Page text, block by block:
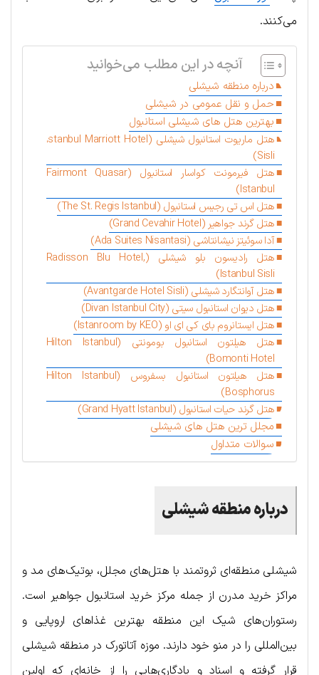
می‌کنند.
آنچه در این مطلب می‌خوانید
درباره منطقه شیشلی
حمل‌ و نقل عمومی در شیشلی
بهترین هتل های شیشلی استانبول
هتل ماریوت استانبول شیشلی (Istanbul Marriott Hotel
Sisli)
هتل فیرمونت کواسار استانبول (Fairmont Quasar
Istanbul)
هتل اس تی رجیس استانبول (The St. Regis Istanbul)
هتل گرند جواهیر (Grand Cevahir Hotel)
آدا سوئیتز نیشانتاشی (Ada Suites Nisantasi)
هتل رادیسون بلو شیشلی (Radisson Blu Hotel,
Istanbul Sisli)
هتل آوانتگارد شیشلی (Avantgarde Hotel Sisli)
هتل دیوان استانبول سیتی (Divan Istanbul City)
هتل ایستانروم بای کی ای او (Istanroom by KEO)
هتل هیلتون استانبول بومونتی (Hilton Istanbul
Bomonti Hotel)
هتل هیلتون استانبول بسفروس (Hilton Istanbul
Bosphorus)
هتل گرند حیات استانبول (Grand Hyatt Istanbul)
مجلل ترین هتل های شیشلی
سوالات متداول
درباره منطقه شیشلی
شیشلی منطقه‌ای ثروتمند با هتل‌های مجلل، بوتیک‌های مد و
مراکز خرید مدرن از جمله مرکز خرید استانبول جواهیر است.
رستوران‌های شیک این منطقه بهترین غذاهای اروپایی و
بین‌المللی را در منو خود دارند. موزه آتاتورک در منطقه شیشلی
قرار گرفته و اسناد و یادگاری‌هایی را از خانه‌ای که اولین